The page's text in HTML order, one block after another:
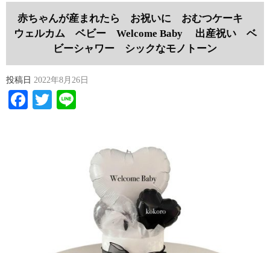
赤ちゃんが産まれたら お祝いに おむつケーキ
ウェルカム ベビー Welcome Baby 出産祝い ベ
ビーシャワー シックなモノトーン
投稿日 2022年8月26日
Facebook
Twitter